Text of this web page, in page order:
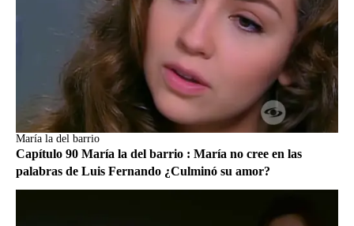
María la del barrio
Capítulo 90 María la del barrio : María no cree en las
palabras de Luis Fernando ¿Culminó su amor?